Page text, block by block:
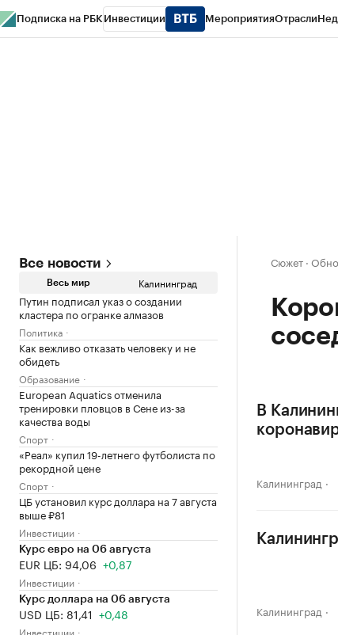
Подписка на РБК Инвестиции МероприятияОтрасли
Все новости
Весь мир Калининград
Путин подписал указ о создании
кластера по огранке алмазов
Политика
Как вежливо отказать человеку и не
обидеть
Образование
European Aquatics отменила
тренировки пловцов в Сене из-за
качества воды
Спорт
«Реал» купил 19-летнего футболиста по
рекордной цене
Спорт
ЦБ установил курс доллара на 7 августа
выше ₽81
Инвестиции
Курс евро на 06 августа
EUR ЦБ: 94,06 +0,87
Инвестиции
Курс доллара на 06 августа
USD ЦБ: 81,41 +0,48
Инвестиции
Сюжет ·
В
Калининград
Калининград